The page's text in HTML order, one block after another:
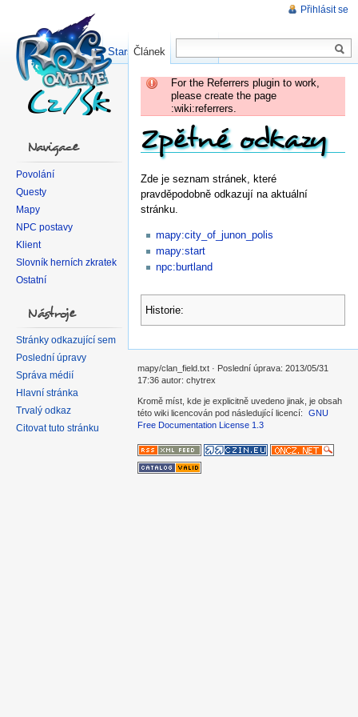
For the Referrers plugin to work,
please create the page
:wiki:referrers.
Zpětné odkazy
Zde je seznam stránek, které
pravděpodobně odkazují na aktuální
stránku.
mapy:city_of_junon_polis
mapy:start
npc:burtland
Historie:
Přihlásit se
Článek
Číst Starší verze
Navigace
Povolání
Questy
Mapy
NPC postavy
Klient
Slovník herních zkratek
Ostatní
Nástroje
Stránky odkazující sem
Poslední úpravy
Správa médií
Hlavní stránka
Trvalý odkaz
Citovat tuto stránku
mapy/clan_field.txt · Poslední úprava: 2013/05/31
17:36 autor: chytrex
Kromě míst, kde je explicitně uvedeno jinak, je obsah
této wiki licencován pod následující licencí:
GNU
Free Documentation License 1.3